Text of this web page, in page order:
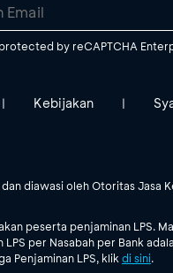
by reCAPTCHA
| Kebijakan |
diawasi oleh Otoritas Jasa
peserta penjaminan LPS.
LPS per Nasabah per Bank
Penjaminan LPS, klik di sini.